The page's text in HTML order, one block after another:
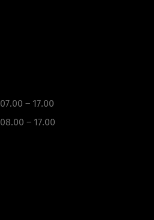
07.00 – 17.00
08.00 – 17.00